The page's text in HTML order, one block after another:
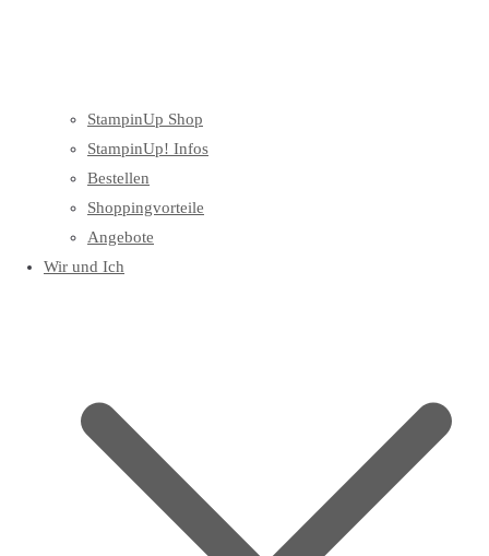
StampinUp Shop
StampinUp! Infos
Bestellen
Shoppingvorteile
Angebote
Wir und Ich